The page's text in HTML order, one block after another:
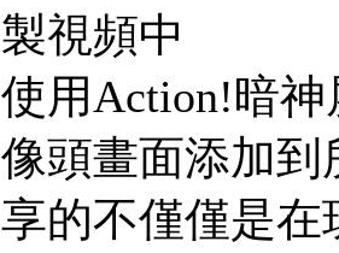
製視頻中
使用Action!暗
像頭畫面添加
享的不僅僅是在